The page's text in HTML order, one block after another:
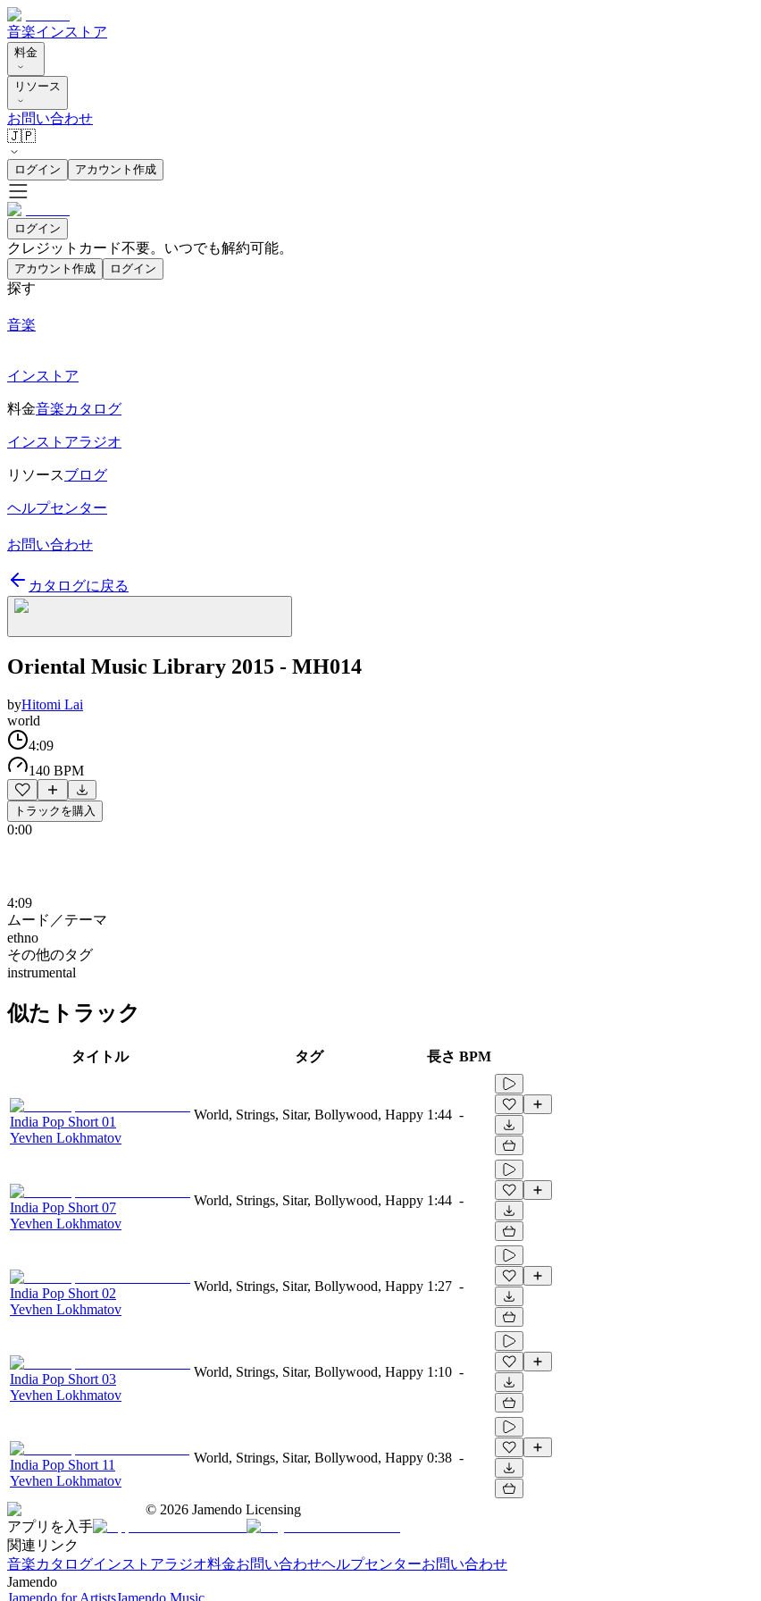
音楽インストア
料金
リソース
お問い合わせ
🇯🇵
ログイン アカウント作成
ログイン
クレジットカード不要。いつでも解約可能。
アカウント作成 ログイン
探す
音楽
インストア
料金音楽カタログ
インストアラジオ
リソースブログ
ヘルプセンター
お問い合わせ
カタログに戻る
Oriental Music Library 2015 - MH014
byHitomi Lai
world
4:09
140 BPM
トラックを購入
0:00
4:09
ムード／テーマ
ethno
その他のタグ
instrumental
似たトラック
タイトル タグ 長さ BPM
India Pop Short 01
Yevhen Lokhmatov
World, Strings, Sitar, Bollywood, Happy 1:44 -
India Pop Short 07
Yevhen Lokhmatov
World, Strings, Sitar, Bollywood, Happy 1:44 -
India Pop Short 02
Yevhen Lokhmatov
World, Strings, Sitar, Bollywood, Happy 1:27 -
India Pop Short 03
Yevhen Lokhmatov
World, Strings, Sitar, Bollywood, Happy 1:10 -
India Pop Short 11
Yevhen Lokhmatov
World, Strings, Sitar, Bollywood, Happy 0:38 -
© 2026 Jamendo Licensing
アプリを入手
関連リンク
音楽カタログインストアラジオ料金お問い合わせヘルプセンターお問い合わせ
Jamendo
Jamendo for ArtistsJamendo Music